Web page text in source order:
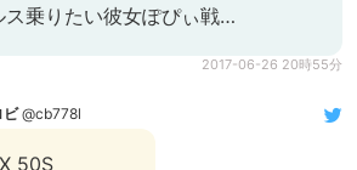
ス乗りたい彼女ぽぴぃ戦…
2017-06-26 20時55分
ビ@cb778l
50S